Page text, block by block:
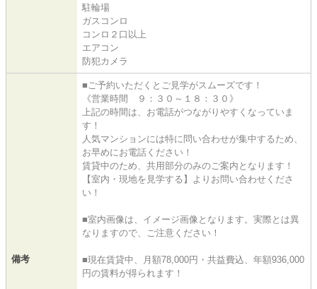
駐輪場
ガスコンロ
コンロ２口以上
エアコン
防犯カメラ
備考
■ご予約いただくとご見学がスムーズです！
《営業時間 ９：３０～１８：３０》
上記の時間は、お電話がつながりやすくなっていま
す！
人気マンションには特に問い合わせが集中するため、
お早めにお電話ください！
賃貸中のため、共用部分のみのご案内となります！
【室内・現地を見学する】よりお問い合わせくださ
い！
■室内画像は、イメージ画像となります。実際とは異
なりますので、ご注意ください！
■現在賃貸中、月額78,000円・共益費込、年額936,000
円の賃料が得られます！